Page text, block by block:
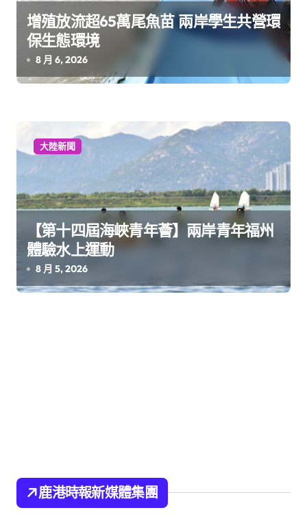
增殖放流超65萬尾魚苗 兩岸學生共營環
保生態環境
8 月 6, 2026
大陸新聞
【第十四屆海峽青年薈】兩岸青年福州
體驗水上運動
8 月 5, 2026
鹿港時報新媒體集團